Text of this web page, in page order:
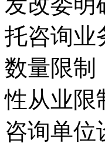
托咨询业
数量限制
性从业限
咨询单位